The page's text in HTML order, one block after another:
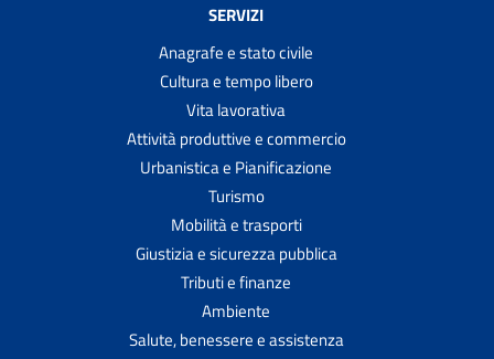
SERVIZI
Anagrafe e stato civile
Cultura e tempo libero
Vita lavorativa
Attività produttive e commercio
Urbanistica e Pianificazione
Turismo
Mobilità e trasporti
Giustizia e sicurezza pubblica
Tributi e finanze
Ambiente
Salute, benessere e assistenza